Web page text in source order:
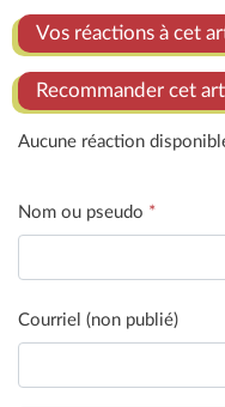
Vos réactions à cet
Recommander cet
Aucune réaction
Nom ou pseudo *
Courriel (non publié)